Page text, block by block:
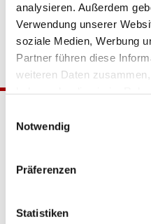
analysieren. Außerdem
Verwendung unserer
soziale Medien, Werbung
Partner führen diese
weiteren Daten
Notwendig
Präferenzen
Statistiken
Katholische